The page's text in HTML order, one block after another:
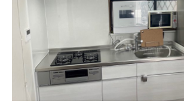
お問い合わせ